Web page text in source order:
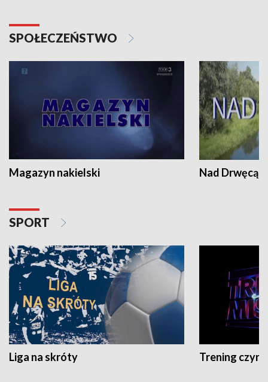
SPOŁECZEŃSTWO
Magazyn nakielski Nad Drwęcą
SPORT
Liga na skróty Trening czyni